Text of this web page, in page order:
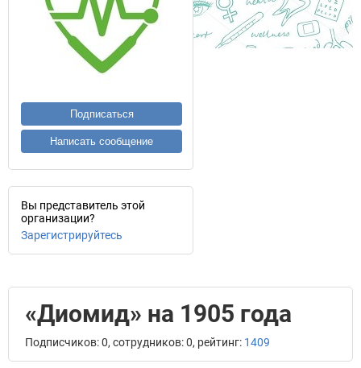
Подписаться
Написать сообщение
Вы представитель этой
организации?
Зарегистрируйтесь
«Диомид» на 1905 года
Подписчиков: 0, сотрудников: 0, рейтинг: 1409